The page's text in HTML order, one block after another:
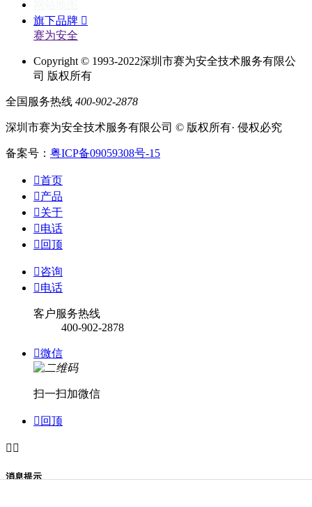
旗下品牌 
赛为安全
Copyright © 1993-2022深圳市赛为安全技术服务有限公
司 版权所有
全国服务热线 400-902-2878
深圳市赛为安全技术服务有限公司 © 版权所有· 侵权必究
备案号： 粤ICP备09059308号-15
首页
产品
关于
电话
 回顶
咨询
电话
客户服务热线
400-902-2878
微信
扫一扫加微信
 回顶
 
消息提示